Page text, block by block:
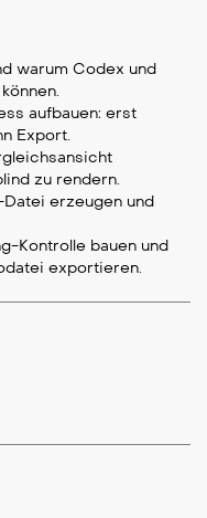
warum Codex und
aufbauen: erst
Export.
zu rendern.
erzeugen und
Kontrolle bauen und
exportieren.